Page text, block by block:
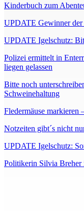
Kinderbuch zum
UPDATE Gewinner der
UPDATE Igelschutz:
Polizei ermittelt in
liegen gelassen
Bitte noch
Schweinehaltung
Fledermäuse markieren
Notzeiten gibt´s nicht
UPDATE Igelschutz:
Politikerin Silvia Breher